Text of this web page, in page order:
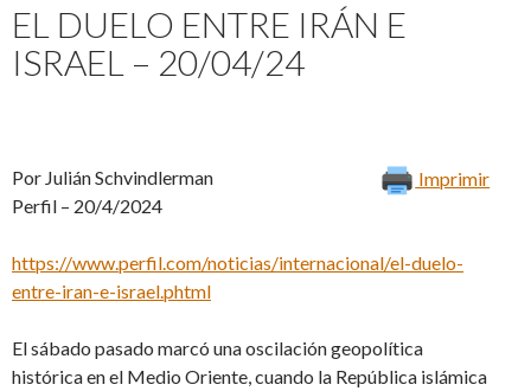
EL DUELO ENTRE IRÁN E
ISRAEL – 20/04/24
Imprimir
Por Julián Schvindlerman
Perfil – 20/4/2024
https://www.perfil.com/noticias/internacional/el-duelo-
entre-iran-e-israel.phtml
El sábado pasado marcó una oscilación geopolítica
histórica en el Medio Oriente, cuando la República islámica